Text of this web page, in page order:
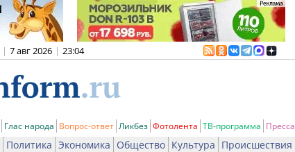
| 7 авг 2026 | 23:04
Глас народа Вопрос-ответ Ликбез Фотолента ТВ-программа Пресса
Политика Экономика Общество Культура Происшествия